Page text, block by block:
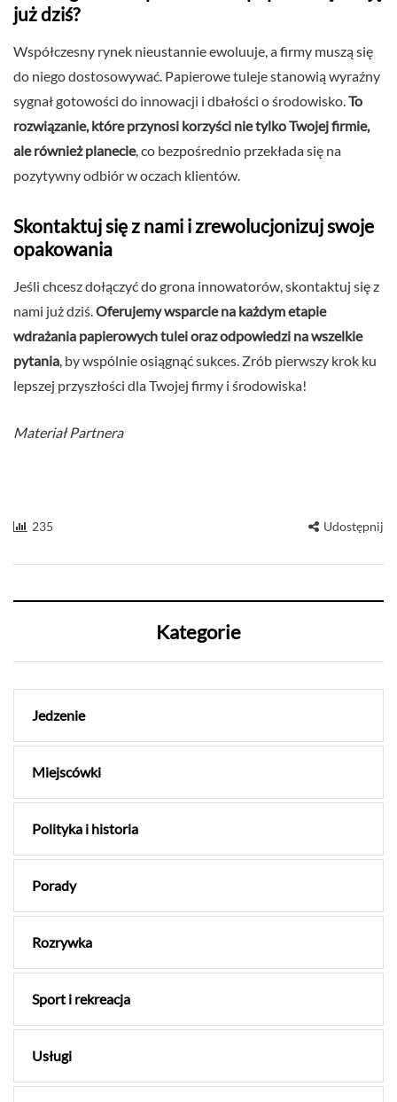
już dziś?
Współczesny rynek nieustannie ewoluuje, a firmy muszą się
do niego dostosowywać. Papierowe tuleje stanowią wyraźny
sygnał gotowości do innowacji i dbałości o środowisko.To
rozwiązanie, które przynosi korzyści nie tylko Twojej firmie,
ale również planecie, co bezpośrednio przekłada się na
pozytywny odbiór w oczach klientów.
Skontaktuj się z nami i zrewolucjonizuj swoje
opakowania
Jeśli chcesz dołączyć do grona innowatorów, skontaktuj się z
nami już dziś.Oferujemy wsparcie na każdym etapie
wdrażania papierowych tulei oraz odpowiedzi na wszelkie
pytania, by wspólnie osiągnąć sukces. Zrób pierwszy krok ku
lepszej przyszłości dla Twojej firmy i środowiska!
Materiał Partnera
235 Udostępnij
Kategorie
Jedzenie
Miejscówki
Polityka i historia
Porady
Rozrywka
Sport i rekreacja
Usługi